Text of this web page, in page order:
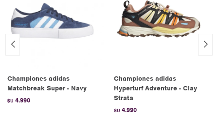
Championes adidas
Matchbreak Super - Navy
$U 4.990
Championes adidas
Hyperturf Adventure - Clay
Strata
$U 4.990